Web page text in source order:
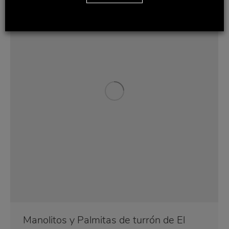
Manolitos y Palmitas de turrón de El